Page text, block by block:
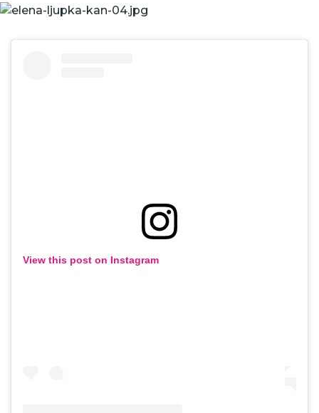
View this post on Instagram